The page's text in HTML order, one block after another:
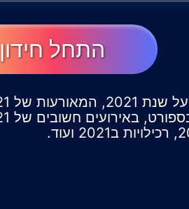
התחל חידון